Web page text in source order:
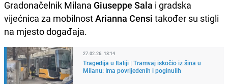
Gradonačelnik Milana Giuseppe Sala i gradska
vijećnica za mobilnostArianna Censi također su stigli
na mjesto događaja.
27.02.26. 18:14
Tragedija u Italiji | Tramvaj iskočio iz šina u
Milanu: Ima povrijeđenih i poginulih